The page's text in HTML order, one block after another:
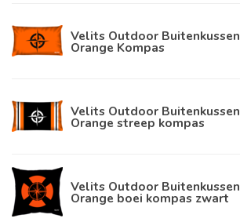
Velits Outdoor Buitenkussen
Orange Kompas
Velits Outdoor Buitenkussen
Orange streep kompas
Velits Outdoor Buitenkussen
Orange boei kompas zwart